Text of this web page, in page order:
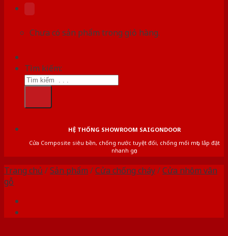
Chưa có sản phẩm trong giỏ hàng.
Tìm kiếm:
HỆ THỐNG SHOWROOM SAIGONDOOR
Cửa Composite siêu bền, chống nước tuyệt đối, chống mối mọt, lắp đặt
nhanh gọn
Trang chủ /Sản phẩm /Cửa chống cháy/Cửa nhôm vân
gỗ